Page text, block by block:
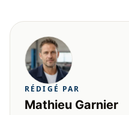
RÉDIGÉ PAR
Mathieu Garnier